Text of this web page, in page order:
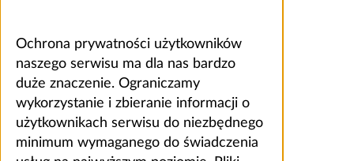
Ochrona prywatności użytkowników
naszego serwisu ma dla nas bardzo
duże znaczenie. Ograniczamy
wykorzystanie i zbieranie informacji o
użytkownikach serwisu do niezbędnego
minimum wymaganego do świadczenia